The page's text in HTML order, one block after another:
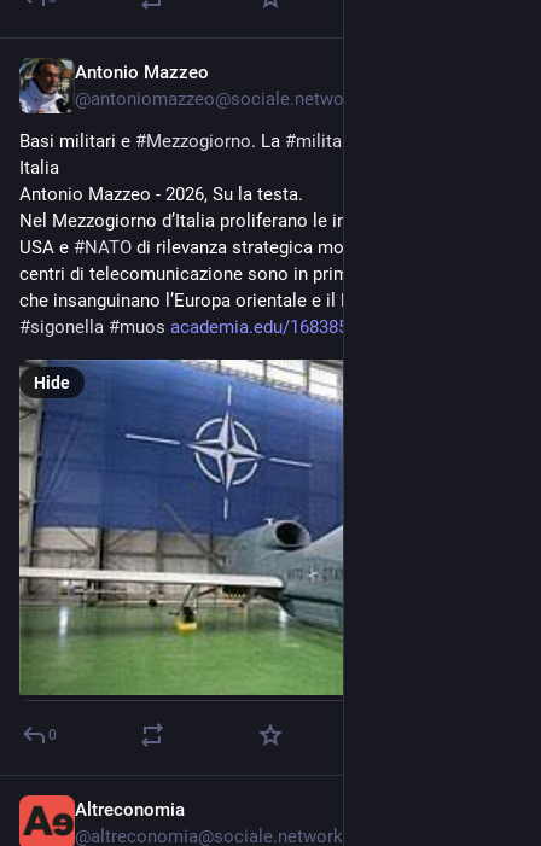
Antonio Mazzeo
@antoniomazzeo@sociale.network
Basi militari e #Mezzogiorno. La #militarizzazione
Italia
Antonio Mazzeo - 2026, Su la testa.
Nel Mezzogiorno d’Italia proliferano le installazioni militari
USA e #NATO di rilevanza strategica mondiale. Le basi e i
centri di telecomunicazione sono in prima linea nei conflitti
#sigonella #muos academia.edu/168385987/Basi_mi
Hide
0
Altreconomia
@altreconomia@sociale.network